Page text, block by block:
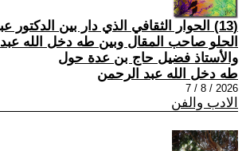
(13) الحوار الثقافي الذي دار بين الدكتور
الحلو صاحب المقال وبين طه دخل الله
والأستاذ فضيل حاج بن عدة حول
طه دخل الله عبد الرحمن
2026 / 8 / 7
الادب والفن